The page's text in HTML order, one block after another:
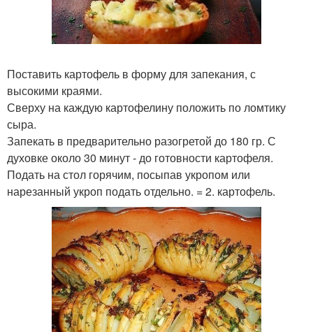
Поставить картофель в форму для запекания, с
высокими краями.
Сверху на каждую картофелину положить по ломтику
сыра.
Запекать в предварительно разогретой до 180 гр. С
духовке около 30 минут - до готовности картофеля.
Подать на стол горячим, посыпав укропом или
нарезанный укроп подать отдельно. = 2. картофель.